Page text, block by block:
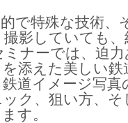
で特殊な技術、
影していても
ナーでは、迫
添えた美しい
道イメージ写
ク、狙い方、
す。